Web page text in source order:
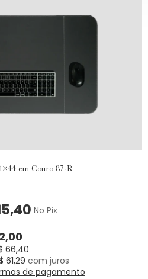
em Couro 87-R
66,40
61,29 com juros
de pagamento
No Pix